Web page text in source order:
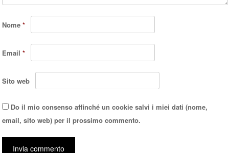
Nome*
Email*
Sito web
Do il mio consenso affinché un cookie salvi i miei dati (nome,
email, sito web) per il prossimo commento.